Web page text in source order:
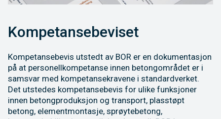
Kompetansebeviset
Kompetansebevis utstedt av BOR er en dokumentasjon
på at personellkompetanse innen betongområdet er i
samsvar med kompetansekravene i standardverket.
Det utstedes kompetansebevis for ulike funksjoner
innen betongproduksjon og transport, plasstøpt
betong, elementmontasje, sprøytebetong,